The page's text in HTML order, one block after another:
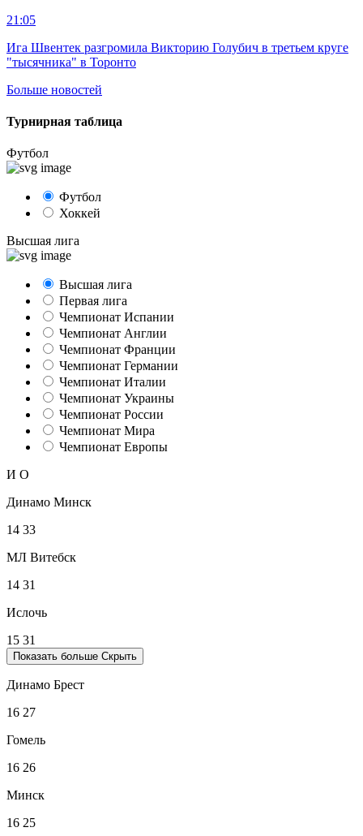
21:05
Ига Швентек разгромила Викторию Голубич в третьем круге
"тысячника" в Торонто
Больше новостей
Турнирная таблица
Футбол
Футбол
Хоккей
Высшая лига
Высшая лига
Первая лига
Чемпионат Испании
Чемпионат Англии
Чемпионат Франции
Чемпионат Германии
Чемпионат Италии
Чемпионат Украины
Чемпионат России
Чемпионат Мира
Чемпионат Европы
И О
Динамо Минск
14 33
МЛ Витебск
14 31
Ислочь
15 31
Показать больше Скрыть
Динамо Брест
16 27
Гомель
16 26
Минск
16 25